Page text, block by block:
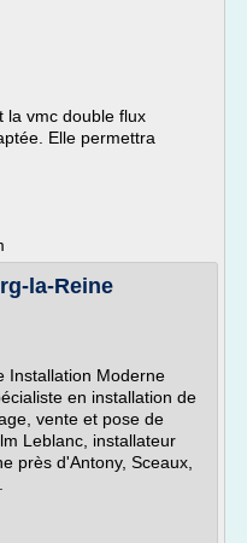
la vmc double flux
Elle permettra
la-Reine
Installation Moderne
en installation de
vente et pose de
Leblanc, installateur
près d'Antony, Sceaux,